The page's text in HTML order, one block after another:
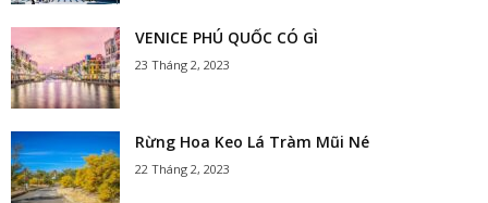
VENICE PHÚ QUỐC CÓ GÌ
23 Tháng 2, 2023
Rừng Hoa Keo Lá Tràm Mũi Né
22 Tháng 2, 2023